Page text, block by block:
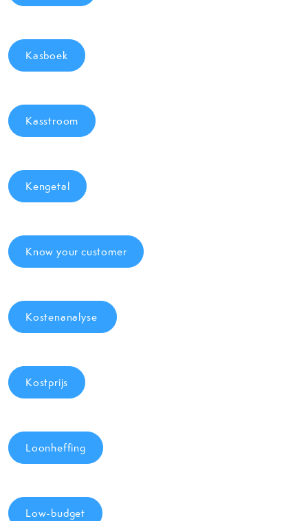
Kasboek
Kasstroom
Kengetal
Know your customer
Kostenanalyse
Kostprijs
Loonheffing
Low-budget